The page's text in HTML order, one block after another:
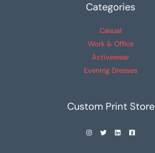
Categories
Casual
Work & Office
Activewear
Evening Dresses
Custom Print Store